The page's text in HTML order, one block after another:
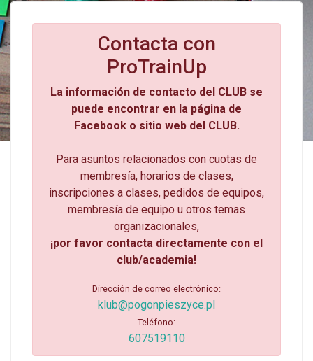
Contacta con
ProTrainUp
La información de contacto del CLUB se
puede encontrar en la página de
Facebook o sitio web del CLUB.
Para asuntos relacionados con cuotas de
membresía, horarios de clases,
inscripciones a clases, pedidos de equipos,
membresía de equipo u otros temas
organizacionales,
¡por favor contacta directamente con el
club/academia!
Dirección de correo electrónico:
klub@pogonpieszyce.pl
Teléfono:
607519110